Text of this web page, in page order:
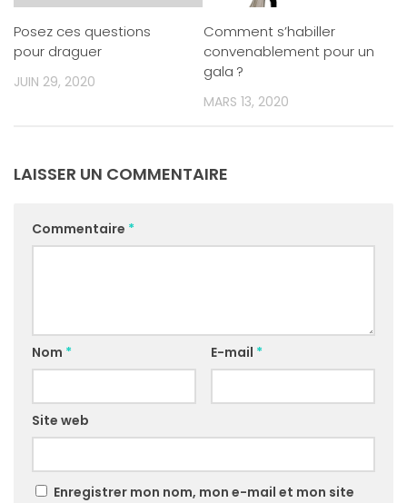
Posez ces questions
pour draguer
JUIN 29, 2020
Comment s’habiller
convenablement pour un
gala ?
MARS 13, 2020
LAISSER UN COMMENTAIRE
Commentaire *
Nom * E-mail *
Site web
Enregistrer mon nom, mon e-mail et mon site